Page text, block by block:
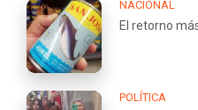
NACIONAL
El retorno
POLÍTICA